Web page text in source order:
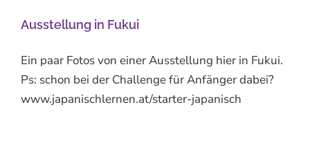
Ausstellung in Fukui
Ein paar Fotos von einer Ausstellung hier in Fukui.
Ps: schon bei der Challenge für Anfänger dabei?
www.japanischlernen.at/starter-japanisch